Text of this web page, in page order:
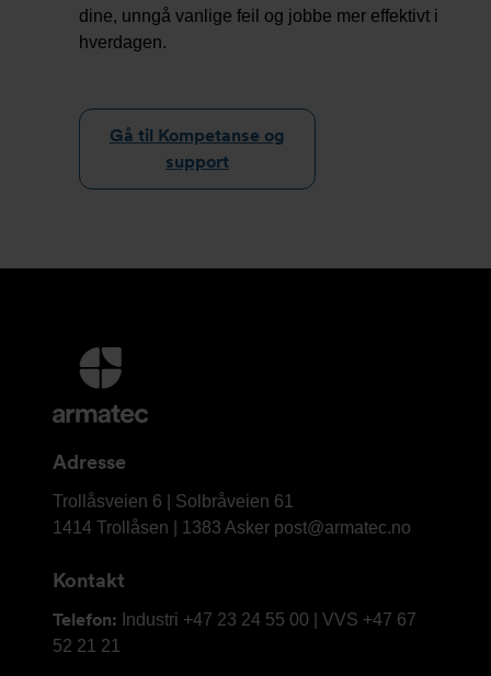
dine, unngå vanlige feil og jobbe mer effektivt i
hverdagen.
Gå til Kompetanse og
support
Mer
informasjon
og
Adresse
Armatec
AS
Trollåsveien 6 | Solbråveien 61
1414 Trollåsen | 1383 Asker post@armatec.no
Kontakt
Telefon: Industri +47 23 24 55 00 | VVS +47 67
52 21 21